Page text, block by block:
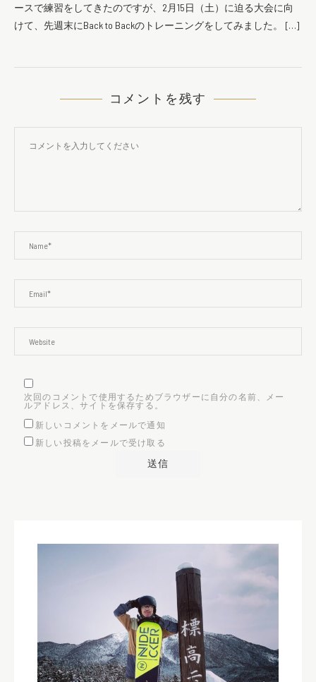
ースで練習をしてきたのですが、2月15日（土）に迫る大会に向
けて、先週末にBack to Backのトレーニングをしてみました。 […]
コメントを残す
次回のコメントで使用するためブラウザーに自分の名前、メー
ルアドレス、サイトを保存する。
新しいコメントをメールで通知
新しい投稿をメールで受け取る